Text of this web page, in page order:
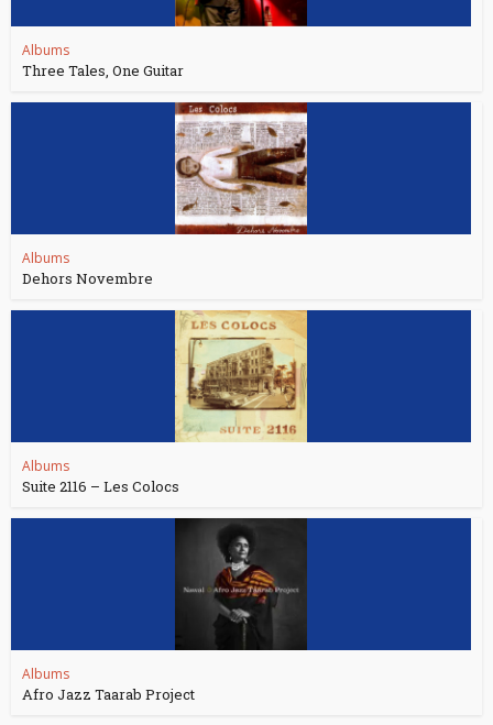
Albums
Three Tales, One Guitar
Albums
Dehors Novembre
Albums
Suite 2116 – Les Colocs
Albums
Afro Jazz Taarab Project